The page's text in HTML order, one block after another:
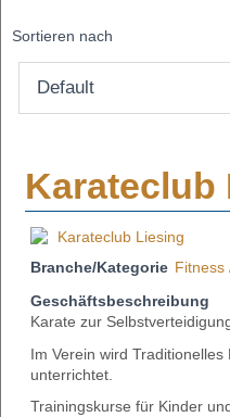
Sortieren nach
Karateclub
Branche/Kategorie Fitness
Geschäftsbeschreibung
Karate zur
Im Verein wird
unterrichtet.
Trainingskurse für Kinder